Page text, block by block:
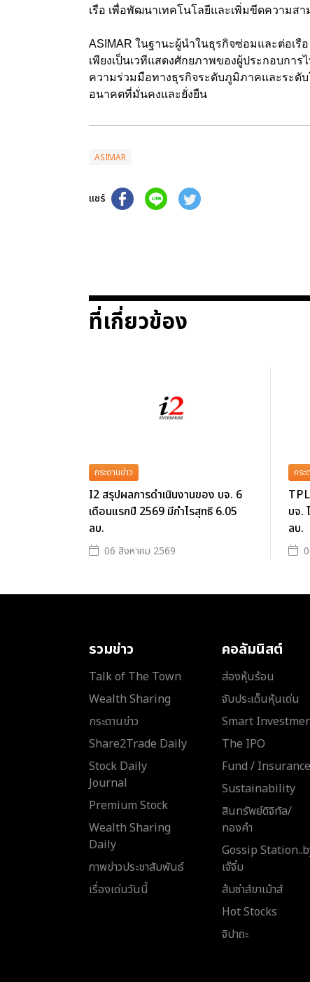
เรือ เพื่อพัฒนาเทคโนโลยีและเพิ่มขีดความส
ASIMAR ในฐานะผู้นำในธุรกิจซ่อมและต่อเรื
เพียงเป็นเวทีแสดงศักยภาพของผู้ประกอบกา
ความร่วมมือทางธุรกิจระดับภูมิภาคและระดั
อนาคตที่มั่นคงและยั่งยืน
ASIMAR
แชร์
ที่เกี่ยวข้อง
กระดานข่าว
I2 สรุปผลการดำเนินงานของ บจ. 6
เดือนแรกปี 2569 มีกำไรสุทธิ 6.05
ลบ.
06 สิงหาคม 2569
กระ
บจ.
ลบ.
รวมข่าว
Talk of The Town
Wealth Sharing
กระดานข่าว
Share2Trade Daily
Stock Daily
Journal
Premium Stock
Wealth Sharing
Daily
ภาพข่าวประชาสัมพันธ์
เรื่องเด่นวันนี้
คอลัมนิสต์
ส่องหุ้นร้อน
จับประเด็นหุ้นเด่น
Smart
The IPO
Fund / Insurance
Sustainability
สินทรัพย์ดิจิทัล/
ทองคำ
Gossip
เจ๊จิ๋ม
ส้มซ่าส์ขาเม้าส์
Hot Stocks
จิปาถะ